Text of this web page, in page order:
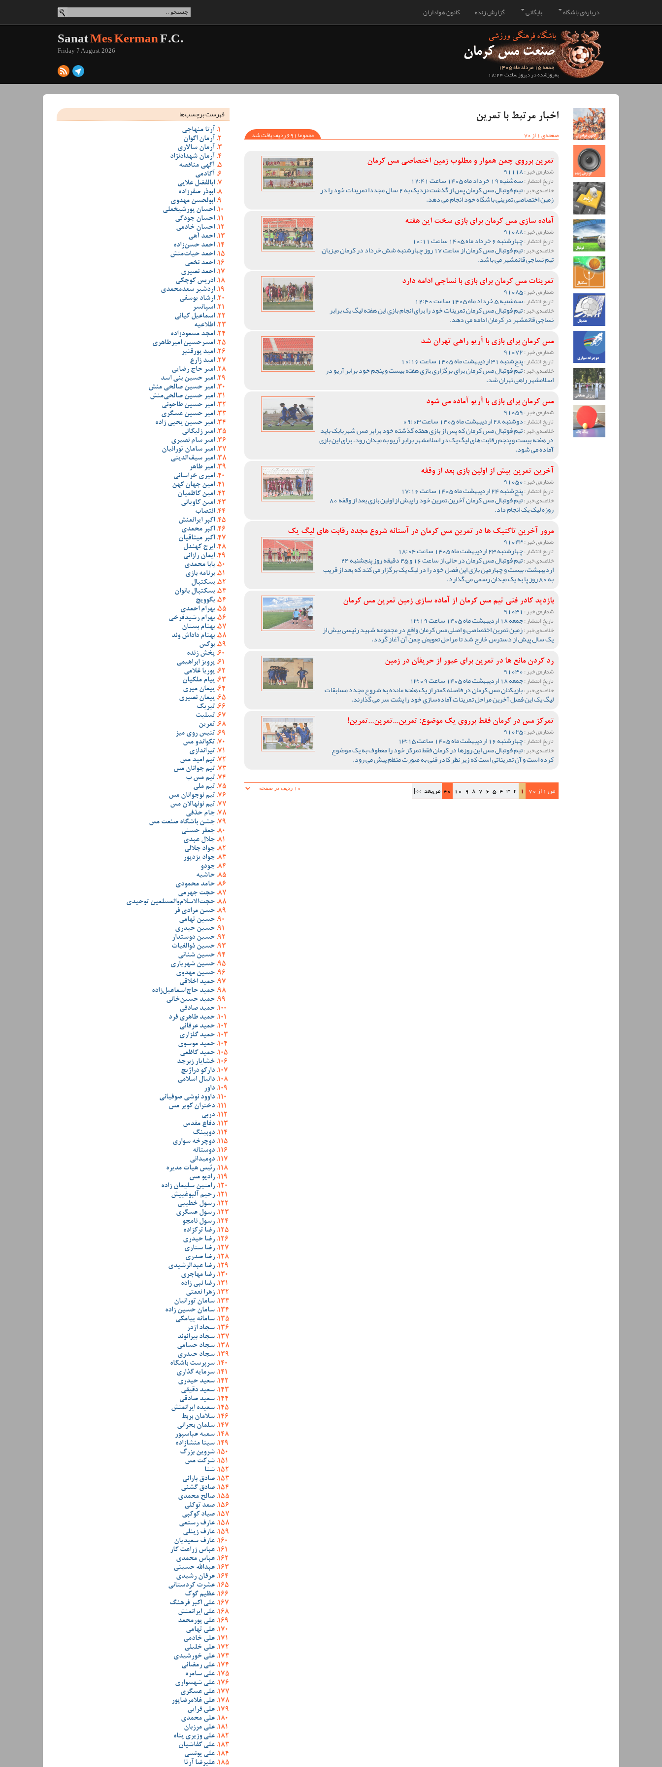
کانون هواداران گزارش زنده بایگانی درباره‌ی باشگاه
جمعه 15 مرداد ماه 1405
به‌روزشده در دیروز ساعت 18:24
SanatMes KermanF.C.
Friday 7 August 2026
اخبار مرتبط با تمرین
صفحه‌ی 1 از 70
مجموعا 691 ردیف یافت شد
تمرین برروی چمن هموار و مطلوب زمین اختصاصی مس کرمان
شماره‌ی خبر :91118
تاریخ انتشار :سه‌شنبه 19 خرداد ماه 1405 ساعت 12:41
خلاصه‌ی خبر : تیم فوتبال مس کرمان پس از گذشت نزدیک به 2 سال مجددا تمرینات خود را در
زمین اختصاصی تمرینی باشگاه خود انجام می دهد.
آماده سازی مس کرمان برای بازی سخت این هفته
شماره‌ی خبر :91088
تاریخ انتشار :چهارشنبه 6 خرداد ماه 1405 ساعت 10:11
خلاصه‌ی خبر : تیم فوتبال مس کرمان از ساعت 17 روز چهارشنبه شش خرداد در کرمان میزبان
تیم نساجی قائمشهر می باشد.
تمرینات مس کرمان برای بازی با نساجی ادامه دارد
شماره‌ی خبر :91085
تاریخ انتشار :سه‌شنبه 5 خرداد ماه 1405 ساعت 12:40
خلاصه‌ی خبر :تیم فوتبال مس کرمان تمرینات خود را برای انجام بازی این هفته لیگ یک برابر
نساجی قائمشهر در کرمان ادامه می دهد.
مس کرمان برای بازی با آریو راهی تهران شد
شماره‌ی خبر :
تاریخ انتشار :پنج‌شنبه 31 اردیبهشت ماه 1405 ساعت 10:16
خلاصه‌ی خبر :تیم فوتبال مس کرمان برای برگزاری بازی هفته بیست و پنجم خود برابر آریو در
اسلامشهر راهی تهران شد.
مس کرمان برای بازی با آریو آماده می شود
شماره‌ی خبر :
تاریخ انتشار :دوشنبه 28 اردیبهشت ماه 1405 ساعت 09:03
خلاصه‌ی خبر :تیم فوتبال مس کرمان که پس از بازی هفته گذشته خود برابر مس شهربابک باید
در هفته بیست و پنجم رقابت های لیگ یک در اسلامشهر برابر آریو به میدان رود، برای این بازی
آماده می شود.
آخرین تمرین پیش از اولین بازی بعد از وقفه
شماره‌ی خبر :
تاریخ انتشار :پنج‌شنبه 24 اردیبهشت ماه 1405 ساعت 17:16
خلاصه‌ی خبر : تیم فوتبال مس کرمان آخرین تمرین خود را پیش از اولین بازی بعد از وقفه 80
روزه لیک یک انجام داد.
مرور آخرین تاکتیک ها در تمرین مس کرمان در آستانه شروع مجدد رقابت های لیگ یک
شماره‌ی خبر :91043
تاریخ انتشار :چهارشنبه 23 اردیبهشت ماه 1405 ساعت 18:04
خلاصه‌ی خبر : تیم فوتبال مس کرمان در حالی از ساعت 16 و 45 دقیقه روز پنجشنبه 24
اردیبهشت، بیست و چهارمین بازی این فصل خود را در لیگ یک برگزار می کند که بعد از قریب
به 80 روز پا به یک میدان رسمی می گذارد.
بازدید کادر فنی تیم مس کرمان از آماده سازی زمین تمرین مس کرمان
شماره‌ی خبر :
تاریخ انتشار :جمعه 18 اردیبهشت ماه 1405 ساعت 13:19
خلاصه‌ی خبر :زمین تمرین اختصاصی و اصلی مس کرمان واقع در مجموعه شهید رئیسی بیش از
یک سال پیش از دسترس خارج شد تا مراحل تعویض چمن آن آغاز گردد.
رد کردن مانع ها در تمرین برای عبور از حریفان در زمین
شماره‌ی خبر :
تاریخ انتشار :جمعه 18 اردیبهشت ماه 1405 ساعت 13:09
خلاصه‌ی خبر :بازیکنان مس کرمان در فاصله کمتر از یک هفته مانده به شروع مجدد مسابقات
لیگ یک این فصل آخرین مراحل تمرینات آماده‌سازی‌ خود را پشت سر می گذارند.
تمرکز مس در کرمان فقط برروی یک موضوع: تمرین...تمرین...تمرین!
شماره‌ی خبر :91025
تاریخ انتشار :چهارشنبه 16 اردیبهشت ماه 1405 ساعت 13:15
خلاصه‌ی خبر :تیم فوتبال مس این روزها در کرمان فقط تمرکز خود را معطوف به یک موضوع
کرده است و آن تمریناتی است که زیر نظر کادر فنی به صورت منظم پیش می رود.
ص 1 از 70 1
2
3
4
5
6
7
8
9
10
40 ص‌بعد >>|
فهرست برچسب‌ها
آرتا منهاجی
آرمان اکوان
آرمان سالاری
آرمان شهدادنژاد
آگهی مناقصه
آکادمی
ابالفضل علایی
ابوذر صفرزاده
ابولحسن مهدوی
احسان پورشیخعلی
احسان جودکی
احسان خادمی
احمد آهی
احمد حسن‌زاده
احمد حیات‌منش
احمد نخعی
احمد نصیری
ادریس کوچکی
اردشیر سعدمحمدی
ارشاد یوسفی
اسپانسر
اسماعیل کیانی
اطلاعیه
امجد مسعودزاده
امسرحسین امیرطاهری
امید پورقنبر
امید زارع
امیر حاج رضایی
امیر حسین بنی اسد
امیر حسین صالحی منش
امیر حسین صالحی‌منش
امیر حسین طاحونی
امیر حسین عسگری
امیر حسین یحیی زاده
امیر زلیکانی
امیر سام نصیری
امیر سامان تورانیان
امیر سیف‌الدینی
امیر طاهر
امیری خراسانی
امین جهان کهن
امین کاظمیان
امین کاویانی
انتصاب
اکبر ایرانمنش
اکبر محمدی
اکبر میثاقیان
ایرج کهندل
ایمان رازانی
بابا محمدی
برنامه بازی
بسکتبال
بسکتبال بانوان
بگوویچ
بهرام احمدی
بهرام رشیدفرخی
بهنام بستان
بهنام داداش وند
بوکس
پخش زنده
پرویز ابراهیمی
پوریا غلامی
پیام ملکیان
پیمان میری
پیمان نصیری
تبریک
تسلیت
تمرین
تنیس روی میز
تکواندو مس
تیراندازی
تیم امید مس
تیم جوانان مس
تیم مس ب
تیم ملی
تیم نوجوانان مس
تیم نونهالان مس
جام حذفی
جشن باشگاه صنعت مس
جعفر حسنی
جلال عبدی
جواد جلالی
جواد یزدپور
جودو
حاشیه
حامد محمودی
حجت جهرمی
حجت‌الاسلام‌والمسلمین توحیدی
حسن مرادی فر
حسین تهامی
حسین حیدری
حسین دوستدار
حسین ذوالغیاث
حسین شنانی
حسین شهریاری
حسین مهدوی
حمید اخلاقی
حمید حاج‌اسماعیل‌زاده
حمید حسین‌خانی
حمید صادقی
حمید طاهری فرد
حمید عرفانی
حمید گلزاری
حمید موسوی
حمید کاظمی
خشایار زبرجد
دارکو دراژیچ
دانیال اسلامی
داور
داوود نوشی صوفیانی
دختران کویر مس
دربی
دفاع مقدس
دوپینگ
دوچرخه سواری
دوستانه
دومیدانی
رئیس هیات مدیره
رادیو مس
رامتین سلیمان زاده
رحیم آلبوغبیش
رسول خطیبی
رسول عسگری
رسول نامجو
رضا ترکزاده
رضا حیدری
رضا ستاری
رضا صدری
رضا عبدالرشیدی
رضا مهاجری
رضا نبی زاده
زهرا نعمتی
سامان تورانیان
سامان حسین زاده
سامانه پیامکی
سجاد اژدر
سجاد بیرانوند
سجاد حسامی
سجاد حیدری
سرپرست باشگاه
سرمایه گذاری
سعید حیدری
سعید دقیقی
سعید صادقی
سعیده ایرانمنش
سلامان بربط
سلمان بحرانی
سمیه عباسپور
سینا منشازاده
شروین بزرگ
شرکت مس
شنا
صادق بارانی
صادق گشنی
صالح محمدی
صمد توکلی
صیاد کوکبی
عارف رستمی
عارف زینلی
عارف سعیدیان
عباس زراعت کار
عباس محمدی
عبدالله حسینی
عرفان رشیدی
عشرت کردستانی
عظیم گوک
علی اکبر فرهنگ
علی ایرانمنش
علی پورمحمد
علی تهامی
علی خادمی
علی خلیلی
علی خورشیدی
علی رمضانی
علی سامره
علی شهسواری
علی عسگری
علی غلامرضاپور
علی قرایی
علی محمدی
علی مرزبان
علی وزیری پناه
علی کفاشیان
علی یونسی
علیرضا آرتا